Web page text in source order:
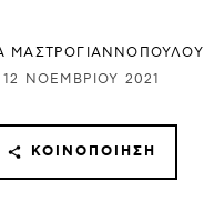
ΜΑΣΤΡΟΓΙΑΝΝΟΠΟΥΛΟΥ
12 ΝΟΕΜΒΡΊΟΥ 2021
ΚΟΙΝΟΠΟΊΗΣΗ